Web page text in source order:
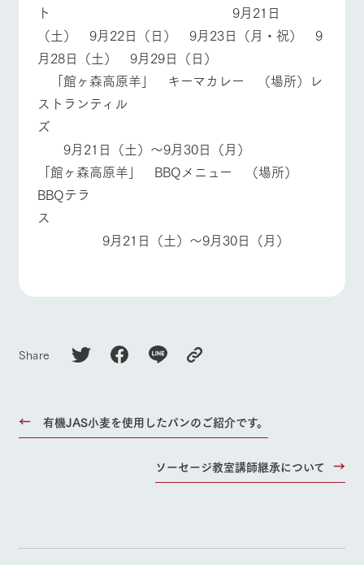
ト 9月21日
（土） 9月22日（日） 9月23日（月・祝） 9
月28日（土） 9月29日（日）
「館ヶ森高原羊」 キーマカレー （場所）レ
ストランティル
ズ
9月21日（土）～9月30日（月）
「館ヶ森高原羊」 BBQメニュー （場所）
BBQテラ
ス
9月21日（土）～9月30日（月）
Share
有機JAS小麦を使用したパンのご紹介です。
ソーセージ教室講師継承について